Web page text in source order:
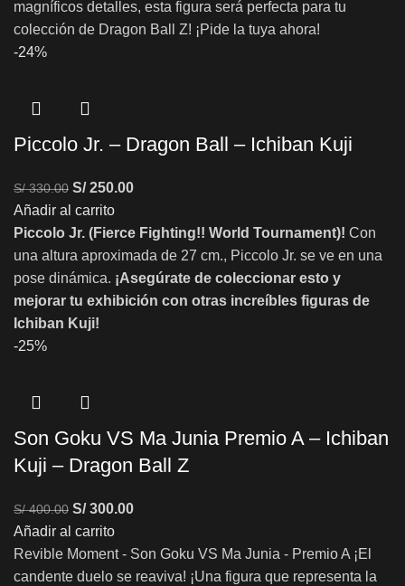
magníficos detalles, esta figura será perfecta para tu
colección de Dragon Ball Z! ¡Pide la tuya ahora!
-24%
Piccolo Jr. – Dragon Ball – Ichiban Kuji
S/330.00 S/250.00
Añadir al carrito
Piccolo Jr. (Fierce Fighting!! World Tournament)! Con
una altura aproximada de 27 cm., Piccolo Jr. se ve en una
pose dinámica. ¡Asegúrate de coleccionar esto y
mejorar tu exhibición con otras increíbles figuras de
Ichiban Kuji!
-25%
Son Goku VS Ma Junia Premio A – Ichiban
Kuji – Dragon Ball Z
S/400.00 S/300.00
Añadir al carrito
Revible Moment - Son Goku VS Ma Junia - Premio A ¡El
candente duelo se reaviva! ¡Una figura que representa la